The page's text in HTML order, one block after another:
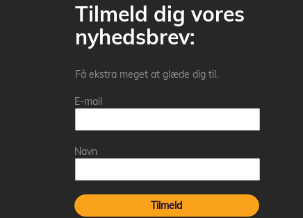
Tilmeld dig vores
nyhedsbrev:
Få ekstra meget at glæde dig til.
E-mail
Navn
Tilmeld